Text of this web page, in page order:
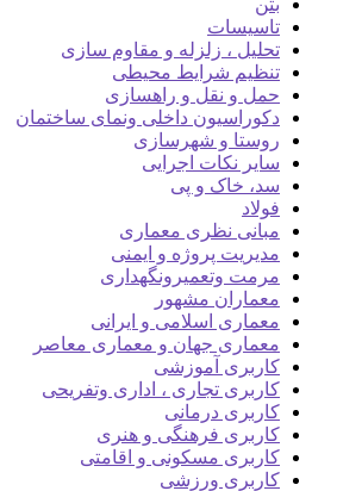
بتن
تاسیسات
تحلیل ، زلزله و مقاوم سازی
تنظیم شرایط محیطی
حمل و نقل و راهسازی
دکوراسیون داخلی ونمای ساختمان
روستا و شهرسازی
سایر نکات اجرایی
سد، خاک و پی
فولاد
مبانی نظری معماری
مدیریت پروژه و ایمنی
مرمت وتعمیرونگهداری
معماران مشهور
معماری اسلامی و ایرانی
معماری جهان و معماری معاصر
کاربری آموزشی
کاربری تجاری ، اداری وتفریحی
کاربری درمانی
کاربری فرهنگی و هنری
کاربری مسکونی و اقامتی
کاربری ورزشی